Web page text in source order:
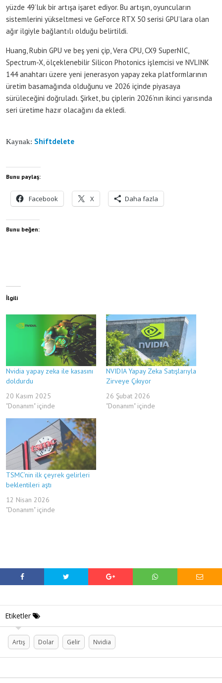
yüzde 49’luk bir artışa işaret ediyor. Bu artışın, oyuncuların
sistemlerini yükseltmesi ve GeForce RTX 50 serisi GPU’lara olan
ağır ilgiyle bağlantılı olduğu belirtildi.
Huang, Rubin GPU ve beş yeni çip, Vera CPU, CX9 SuperNIC,
Spectrum-X, ölçeklenebilir Silicon Photonics işlemcisi ve NVLINK
144 anahtarı üzere yeni jenerasyon yapay zeka platformlarının
üretim basamağında olduğunu ve 2026 içinde piyasaya
sürüleceğini doğruladı. Şirket, bu çiplerin 2026’nın ikinci yarısında
seri üretime hazır olacağını da ekledi.
Kaynak: Shiftdelete
Bunu paylaş:
Facebook X Daha fazla
Bunu beğen:
İlgili
Nvidia yapay zeka ile kasasını
doldurdu
20 Kasım 2025
"Donanım" içinde
NVIDIA Yapay Zeka Satışlarıyla
Zirveye Çıkıyor
26 Şubat 2026
"Donanım" içinde
TSMC’nin ilk çeyrek gelirleri
beklentileri aştı
12 Nisan 2026
"Donanım" içinde
Etiketler
Artış Dolar Gelir Nvidia